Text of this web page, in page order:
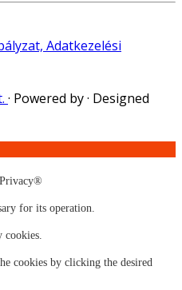
Adatkezelési
· Powered by· Designed
for its operation.
cookies by clicking the desired